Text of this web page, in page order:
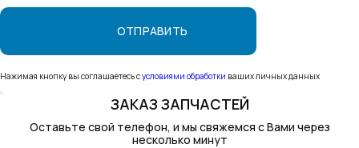
Нажимая кнопку вы соглашаетесь сусловиями обработки ваших личных данных
ЗАКАЗ ЗАПЧАСТЕЙ
Оставьте свой телефон, и мы свяжемся с Вами через
несколько минут